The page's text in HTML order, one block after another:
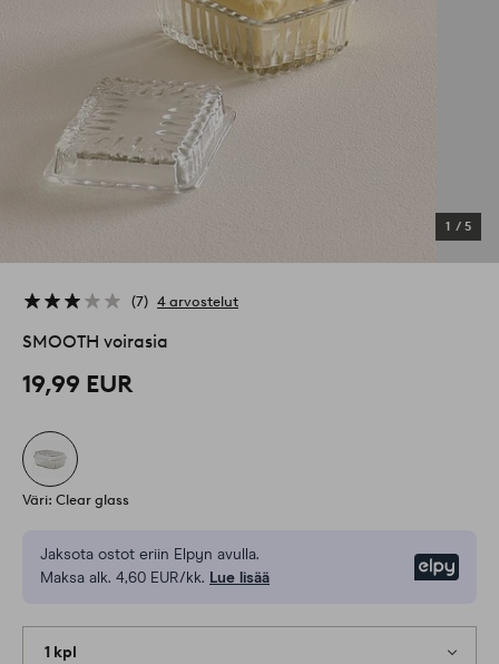
1 / 5
7 4 arvostelut
SMOOTH voirasia
19,99 EUR
Väri: Clear glass
Jaksota ostot eriin Elpyn avulla.
Maksa alk. 4,60 EUR/kk. Lue lisää
1 kpl